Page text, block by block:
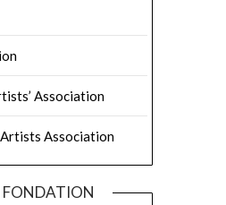
Association
Association